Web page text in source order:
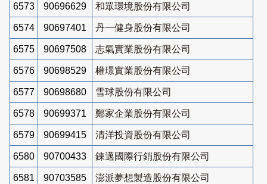
6573 90696629 和眾環境股份有限公司
6574 90697401 丹一健身股份有限公司
6575 90697508 志氣實業股份有限公司
6576 90698529 權璟實業股份有限公司
6577 90698680 雪球股份有限公司
6578 90699371 鄭家企業股份有限公司
6579 90699415 清洋投資股份有限公司
6580 90700433 錸邁國際行銷股份有限公司
6581 90703585 澎派夢想製造股份有限公司